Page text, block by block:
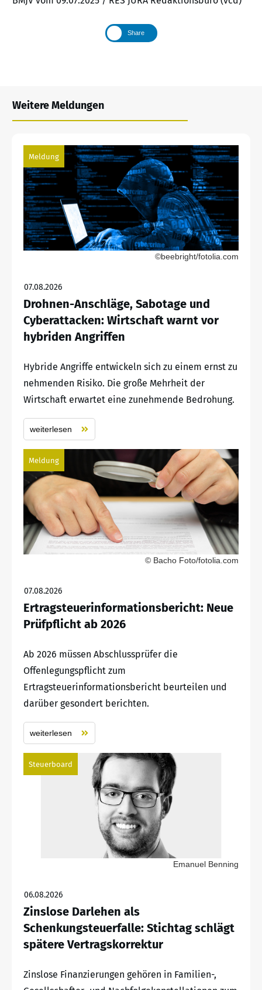
Share
Weitere Meldungen
Meldung
©beebright/fotolia.com
07.08.2026
Drohnen-Anschläge, Sabotage und
Cyberattacken: Wirtschaft warnt vor
hybriden Angriffen
Hybride Angriffe entwickeln sich zu einem ernst zu
nehmenden Risiko. Die große Mehrheit der
Wirtschaft erwartet eine zunehmende Bedrohung.
weiterlesen
Meldung
© Bacho Foto/fotolia.com
07.08.2026
Ertragsteuerinformationsbericht: Neue
Prüfpflicht ab 2026
Ab 2026 müssen Abschlussprüfer die
Offenlegungspflicht zum
Ertragsteuerinformationsbericht beurteilen und
darüber gesondert berichten.
weiterlesen
Steuerboard
Emanuel Benning
06.08.2026
Zinslose Darlehen als
Schenkungsteuerfalle: Stichtag schlägt
spätere Vertragskorrektur
Zinslose Finanzierungen gehören in Familien-,